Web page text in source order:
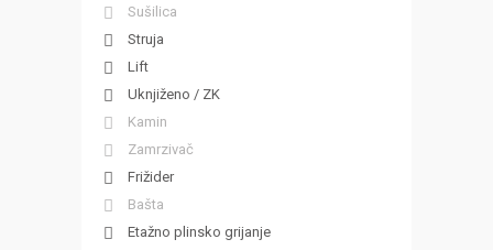
Sušilica
Struja
Lift
Uknjiženo / ZK
Kamin
Zamrzivač
Frižider
Bašta
Etažno plinsko grijanje